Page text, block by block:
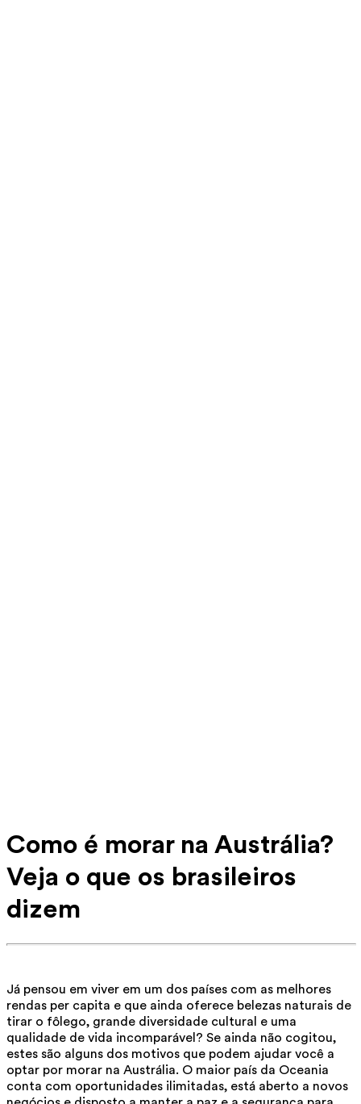
Como é morar na Austrália?
Veja o que os brasileiros
dizem
Já pensou em viver em um dos países com as melhores
rendas per capita e que ainda oferece belezas naturais de
tirar o fôlego, grande diversidade cultural e uma
qualidade de vida incomparável? Se ainda não cogitou,
estes são alguns dos motivos que podem ajudar você a
optar por morar na Austrália. O maior país da Oceania
conta com oportunidades ilimitadas, está aberto a novos